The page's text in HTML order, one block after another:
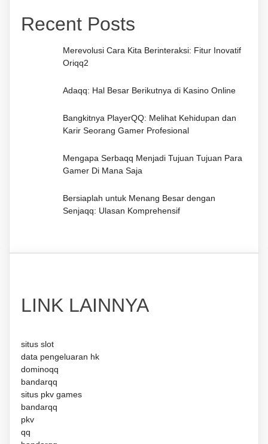
Recent Posts
Merevolusi Cara Kita Berinteraksi: Fitur Inovatif
Oriqq2
Adaqq: Hal Besar Berikutnya di Kasino Online
Bangkitnya PlayerQQ: Melihat Kehidupan dan
Karir Seorang Gamer Profesional
Mengapa Serbaqq Menjadi Tujuan Tujuan Para
Gamer Di Mana Saja
Bersiaplah untuk Menang Besar dengan
Senjaqq: Ulasan Komprehensif
LINK LAINNYA
situs slot
data pengeluaran hk
dominoqq
bandarqq
situs pkv games
bandarqq
pkv
qq